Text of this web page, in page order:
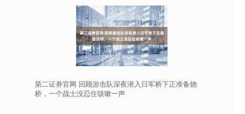
第二证券官网 回顾游击队深夜潜入日军桥下正准备烧
桥，一个战士没忍住咳嗽一声